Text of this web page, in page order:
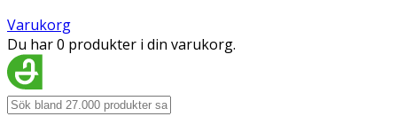
Varukorg
Du har 0 produkter i din varukorg.